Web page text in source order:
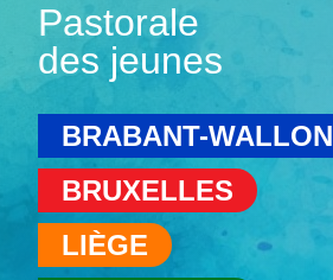
Pastorale
des jeunes
BRABANT-WALLON
BRUXELLES
LIÈGE